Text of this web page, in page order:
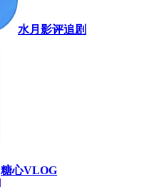
水月影评追剧
糖心VLOG